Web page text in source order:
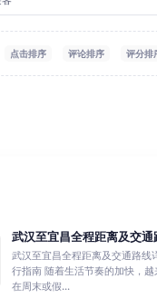
点击排序 评论排序 评分排
武汉至宜昌全程距离及交通
武汉至宜昌全程距离及交通路线
行指南 随着生活节奏的加快，
在周末或假...